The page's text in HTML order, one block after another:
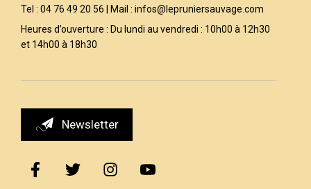
Tel : 04 76 49 20 56 | Mail : infos@lepruniersauvage.com
Heures d’ouverture : Du lundi au vendredi : 10h00 à 12h30
et 14h00 à 18h30
Newsletter